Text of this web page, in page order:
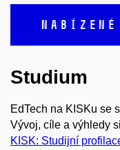
NABÍZENÉ
Studium
EdTech na KISKu se
Vývoj, cíle a výhledy
KISK: Studijní